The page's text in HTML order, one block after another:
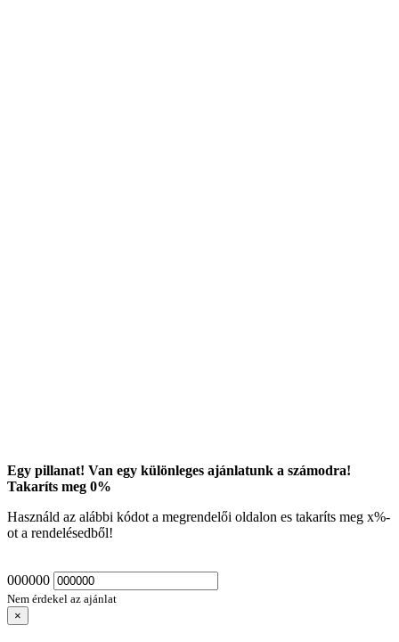
Egy pillanat! Van egy különleges ajánlatunk a számodra!
Takaríts meg 0%
Használd az alábbi kódot a megrendelői oldalon es takaríts meg x%-
ot a rendelésedből!
000000
Nem érdekel az ajánlat
×